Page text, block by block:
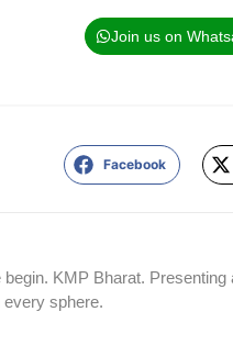
Join us on
Facebook
KMP Bharat.
sphere.